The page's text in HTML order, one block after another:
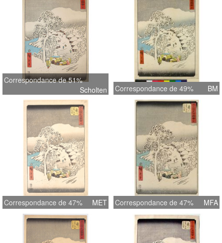
Correspondance de 51%
Scholten
Correspondance de 49% BM
Correspondance de 47% MET Correspondance de 47% MFA